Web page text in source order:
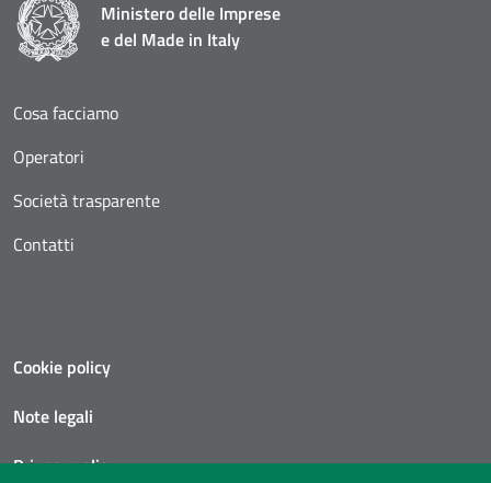
Ministero delle Imprese
e del Made in Italy
Cosa facciamo
Operatori
Società trasparente
Contatti
Cookie policy
Note legali
Privacy policy